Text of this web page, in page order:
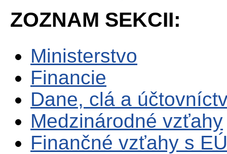
ZOZNAM SEKCII:
Ministerstvo
Financie
Dane, clá a
Medzinárodné vzťahy
Finančné vzťahy s EÚ